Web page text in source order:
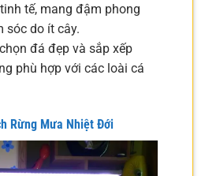
tế, mang đậm phong
sóc do ít cây.
đá đẹp và sắp xếp
phù hợp với các loài cá
Rừng Mưa Nhiệt Đới